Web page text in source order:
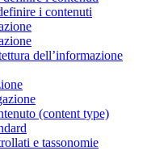
i contenuti
dell’informazione
(content type)
e tassonomie